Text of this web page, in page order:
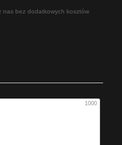
nas bez dodatkowych kosztów
1000